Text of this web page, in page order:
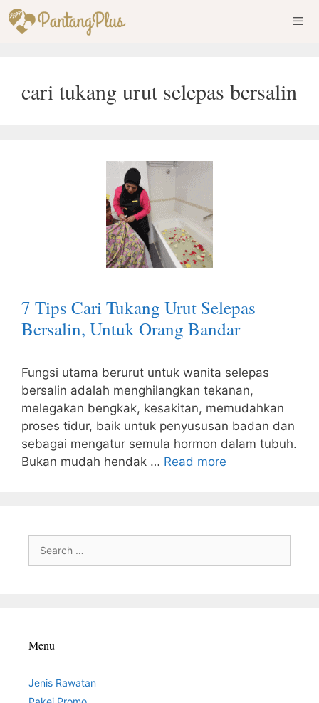
Skip
to
cari tukang urut selepas bersalin
7 Tips Cari Tukang Urut Selepas
Bersalin, Untuk Orang Bandar
Fungsi utama berurut untuk wanita selepas
bersalin adalah menghilangkan tekanan,
melegakan bengkak, kesakitan, memudahkan
proses tidur, baik untuk penyususan badan dan
sebagai mengatur semula hormon dalam tubuh.
Bukan mudah hendak … Read more
for:
Menu
Jenis Rawatan